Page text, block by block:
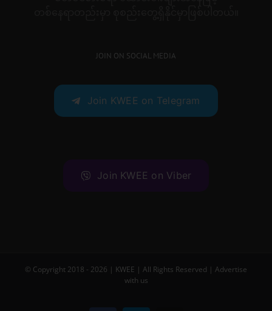
JOIN ON SOCIAL MEDIA
Join KWEE on Telegram
Join KWEE on Viber
© Copyright 2018 - 2026 | KWEE | All Rights Reserved | Advertise
with us